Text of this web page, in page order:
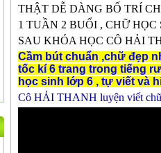
THẬT DỄ DÀNG BỐ TRÍ
1 TUẦN 2 BUỔI , CHỮ
SAU KHÓA HỌC CÔ HẢI
Cầm bút chuẩn ,chữ đẹp
tốc kí 6 trang trong tiếng
học sinh lớp 6 , tự viết và
Cô HẢI THANH luyện viết